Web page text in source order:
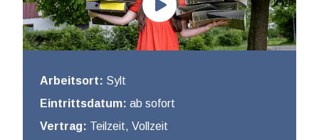
Arbeitsort: Sylt
Eintrittsdatum: ab sofort
Vertrag: Teilzeit, Vollzeit